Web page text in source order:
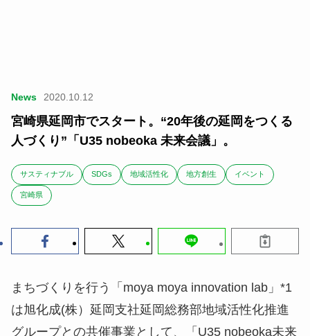
News 2020.10.12
宮崎県延岡市でスタート。“20年後の延岡をつくる
人づくり”「U35 nobeoka 未来会議」。
サスティナブル SDGs 地域活性化 地方創生 イベント
宮崎県
まちづくりを行う「moya moya innovation lab」*1
は旭化成(株）延岡支社延岡総務部地域活性化推進
グループとの共催事業として、「U35 nobeoka未来